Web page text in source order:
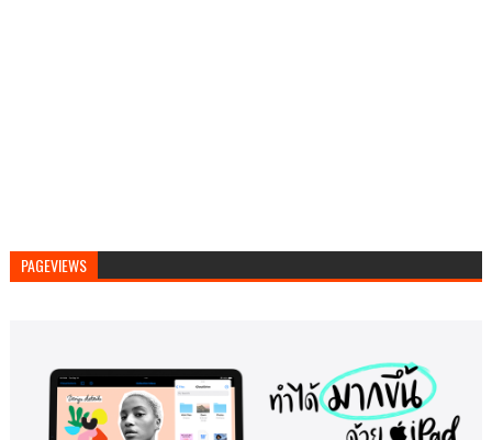
PAGEVIEWS